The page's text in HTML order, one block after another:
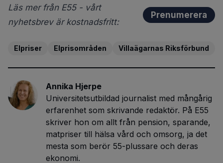
Läs mer från E55 - vårt
nyhetsbrev är kostnadsfritt:
Prenumerera
Elpriser Elprisområden Villaägarnas Riksförbund
Annika Hjerpe
Universitetsutbildad journalist med mångårig
erfarenhet som skrivande redaktör. På E55
skriver hon om allt från pension, sparande,
matpriser till hälsa vård och omsorg, ja det
mesta som berör 55-plussare och deras
ekonomi.